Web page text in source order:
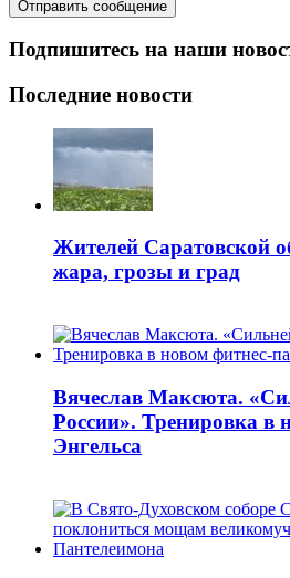
Подпишитесь на наши
Последние новости
Жителей Саратовской
жара, грозы и град
Вячеслав Максюта.
России». Тренировка в
Энгельса